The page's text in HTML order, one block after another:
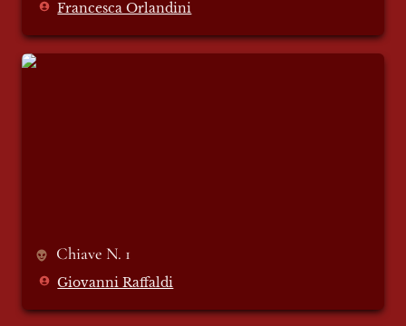
Francesca Orlandini
Chiave N. 1
Chiave N. 1
Giovanni Raffaldi